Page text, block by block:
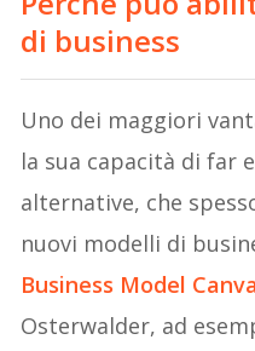
di business
Uno dei maggiori
la sua capacità di far
alternative, che
nuovi modelli di
Business Model
Osterwalder, ad